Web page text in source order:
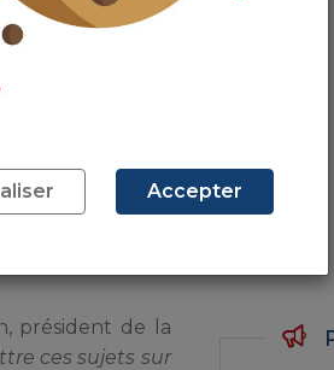
question de
par une
souhaiterait
adapter à la
total qu’il est
40 % dans les
que
président de la
ces sujets sur
Accepter